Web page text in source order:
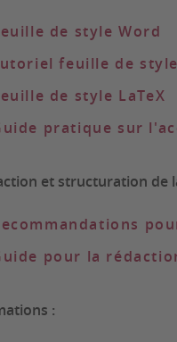
de style Word
feuille de
de style LaTeX
pratique sur
et structuration de
pour la
: